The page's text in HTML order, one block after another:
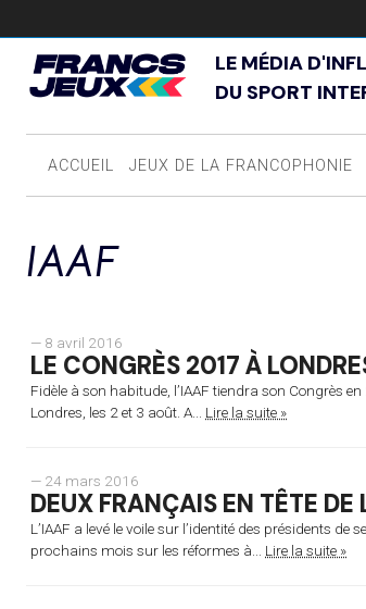
LE MÉDIA
DU SPORT
ACCUEIL JEUX DE LA FRANCOPHONIE
IAAF
— 8 avril 2016
LE CONGRÈS 2017 À
Fidèle à son habitude, l’IAAF tiendra son Congrès
Londres, les 2 et 3 août. A... Lire la suite »
— 24 mars 2016
DEUX FRANÇAIS EN TÊTE DE
L’IAAF a levé le voile sur l’identité des présidents
prochains mois sur les réformes à... Lire la suite »